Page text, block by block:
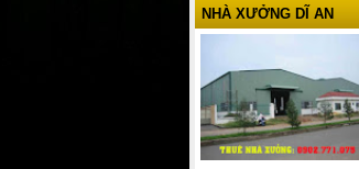
NHÀ XƯỞNG DĨ AN